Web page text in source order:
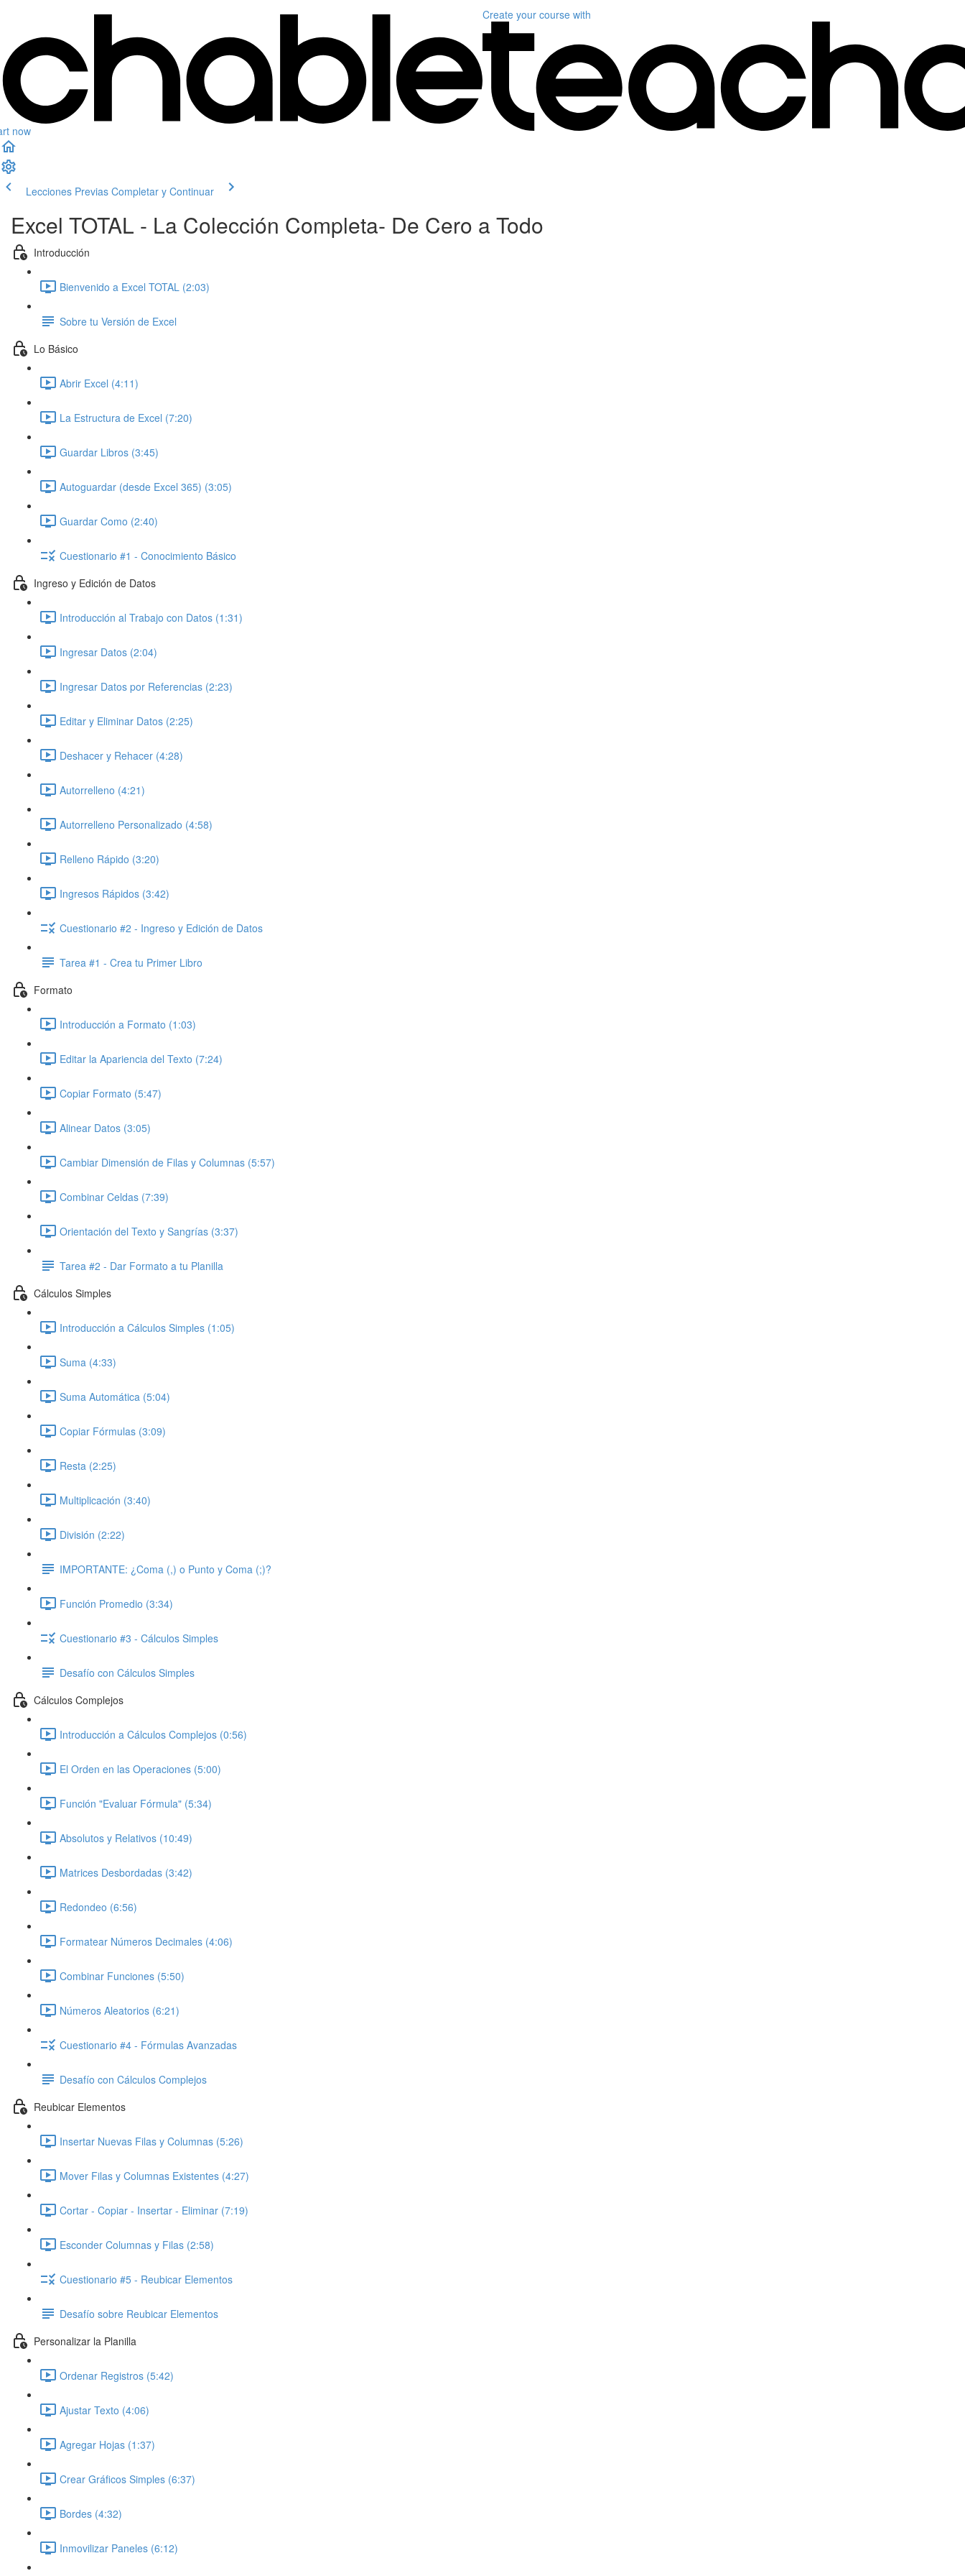
now
Create your course with
Lecciones Previas Completar y Continuar
Excel TOTAL - La Colección Completa- De Cero a Todo
Introducción
Bienvenido a Excel TOTAL (2:03)
Sobre tu Versión de Excel
Lo Básico
Abrir Excel (4:11)
La Estructura de Excel (7:20)
Guardar Libros (3:45)
Autoguardar (desde Excel 365) (3:05)
Guardar Como (2:40)
Cuestionario #1 - Conocimiento Básico
Ingreso y Edición de Datos
Introducción al Trabajo con Datos (1:31)
Ingresar Datos (2:04)
Ingresar Datos por Referencias (2:23)
Editar y Eliminar Datos (2:25)
Deshacer y Rehacer (4:28)
Autorrelleno (4:21)
Autorrelleno Personalizado (4:58)
Relleno Rápido (3:20)
Ingresos Rápidos (3:42)
Cuestionario #2 - Ingreso y Edición de Datos
Tarea #1 - Crea tu Primer Libro
Formato
Introducción a Formato (1:03)
Editar la Apariencia del Texto (7:24)
Copiar Formato (5:47)
Alinear Datos (3:05)
Cambiar Dimensión de Filas y Columnas (5:57)
Combinar Celdas (7:39)
Orientación del Texto y Sangrías (3:37)
Tarea #2 - Dar Formato a tu Planilla
Cálculos Simples
Introducción a Cálculos Simples (1:05)
Suma (4:33)
Suma Automática (5:04)
Copiar Fórmulas (3:09)
Resta (2:25)
Multiplicación (3:40)
División (2:22)
IMPORTANTE: ¿Coma (,) o Punto y Coma (;)?
Función Promedio (3:34)
Cuestionario #3 - Cálculos Simples
Desafío con Cálculos Simples
Cálculos Complejos
Introducción a Cálculos Complejos (0:56)
El Orden en las Operaciones (5:00)
Función "Evaluar Fórmula" (5:34)
Absolutos y Relativos (10:49)
Matrices Desbordadas (3:42)
Redondeo (6:56)
Formatear Números Decimales (4:06)
Combinar Funciones (5:50)
Números Aleatorios (6:21)
Cuestionario #4 - Fórmulas Avanzadas
Desafío con Cálculos Complejos
Reubicar Elementos
Insertar Nuevas Filas y Columnas (5:26)
Mover Filas y Columnas Existentes (4:27)
Cortar - Copiar - Insertar - Eliminar (7:19)
Esconder Columnas y Filas (2:58)
Cuestionario #5 - Reubicar Elementos
Desafío sobre Reubicar Elementos
Personalizar la Planilla
Ordenar Registros (5:42)
Ajustar Texto (4:06)
Agregar Hojas (1:37)
Crear Gráficos Simples (6:37)
Bordes (4:32)
Inmovilizar Paneles (6:12)